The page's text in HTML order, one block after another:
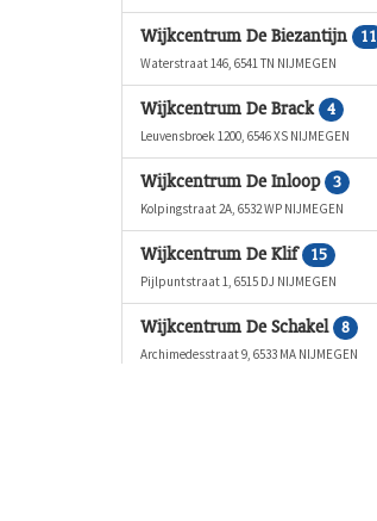
Wijkcentrum De Biezantijn 11
Waterstraat 146, 6541 TN NIJMEGEN
Wijkcentrum De Brack 4
Leuvensbroek 1200, 6546 XS NIJMEGEN
Wijkcentrum De Inloop 3
Kolpingstraat 2A, 6532 WP NIJMEGEN
Wijkcentrum De Klif 15
Pijlpuntstraat 1, 6515 DJ NIJMEGEN
Wijkcentrum De Schakel 8
Archimedesstraat 9, 6533 MA NIJMEGEN